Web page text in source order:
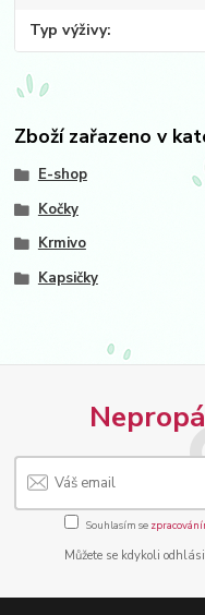
Typ výživy
Zboží zařazeno v
E-shop
Kočky
Krmivo
Kapsičky
Souhlasím se
Můžete se kdykoli